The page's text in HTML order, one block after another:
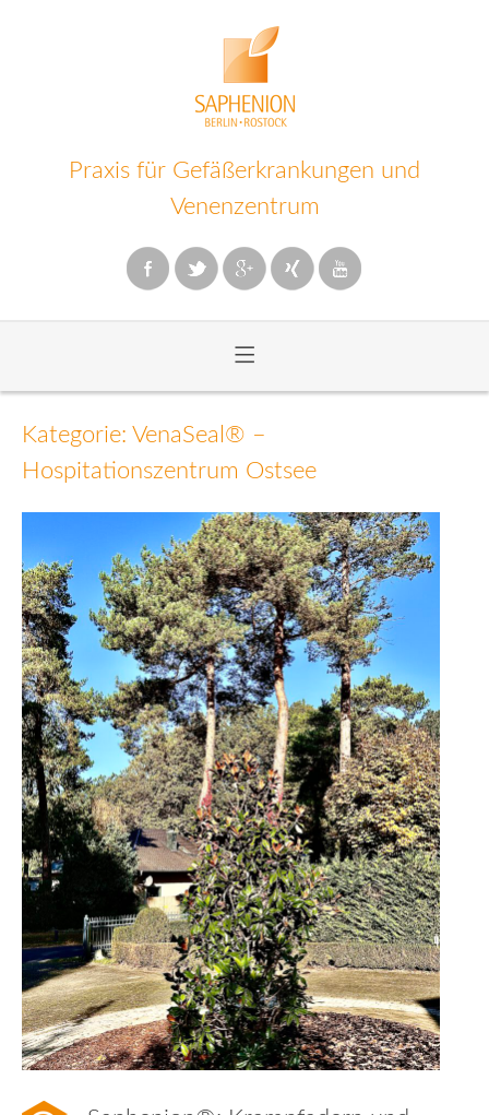
Praxis für Gefäßerkrankungen und
Venenzentrum
≡
Inhalt
Kategorie: VenaSeal® –
Hospitationszentrum Ostsee